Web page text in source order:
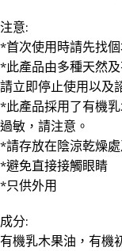
注意:
*首次使用時請先找
*此產品由多種天然
請立即停止使用以及
*此產品採用了有機
過敏，請注意。
*請存放在陰涼乾燥
*避免直接接觸眼睛
*只供外用
成分:
有機乳木果油，有機